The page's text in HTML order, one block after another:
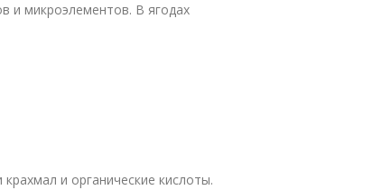
и микроэлементов. В ягодах
и органические кислоты.